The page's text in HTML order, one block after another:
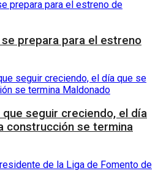
prepara para el estreno
seguir creciendo, el día
construcción se termina